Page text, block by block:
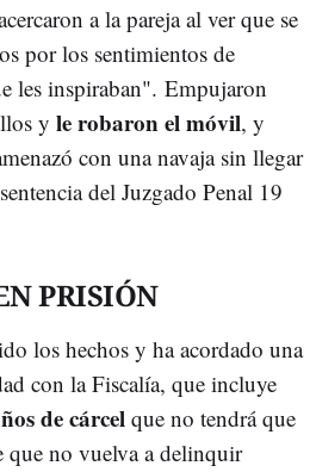
a la pareja al ver que se
por los sentimientos de
les inspiraban". Empujaron
y le robaron el móvil, y
con una navaja sin llegar
del Juzgado Penal 19
PRISIÓN
los hechos y ha acordado una
con la Fiscalía, que incluye
de cárcel que no tendrá que
no vuelva a delinquir